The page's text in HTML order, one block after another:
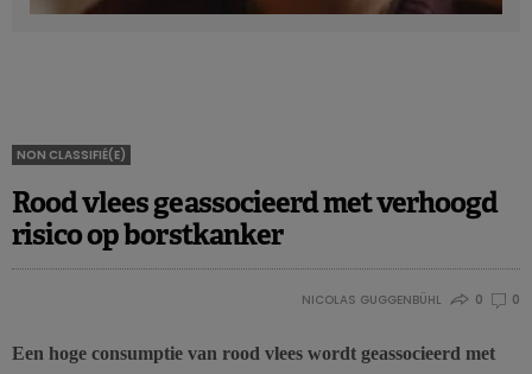
NON CLASSIFIÉ(E)
Rood vlees geassocieerd met verhoogd
risico op borstkanker
NICOLAS GUGGENBÜHL 0 0
Een hoge consumptie van rood vlees wordt geassocieerd met